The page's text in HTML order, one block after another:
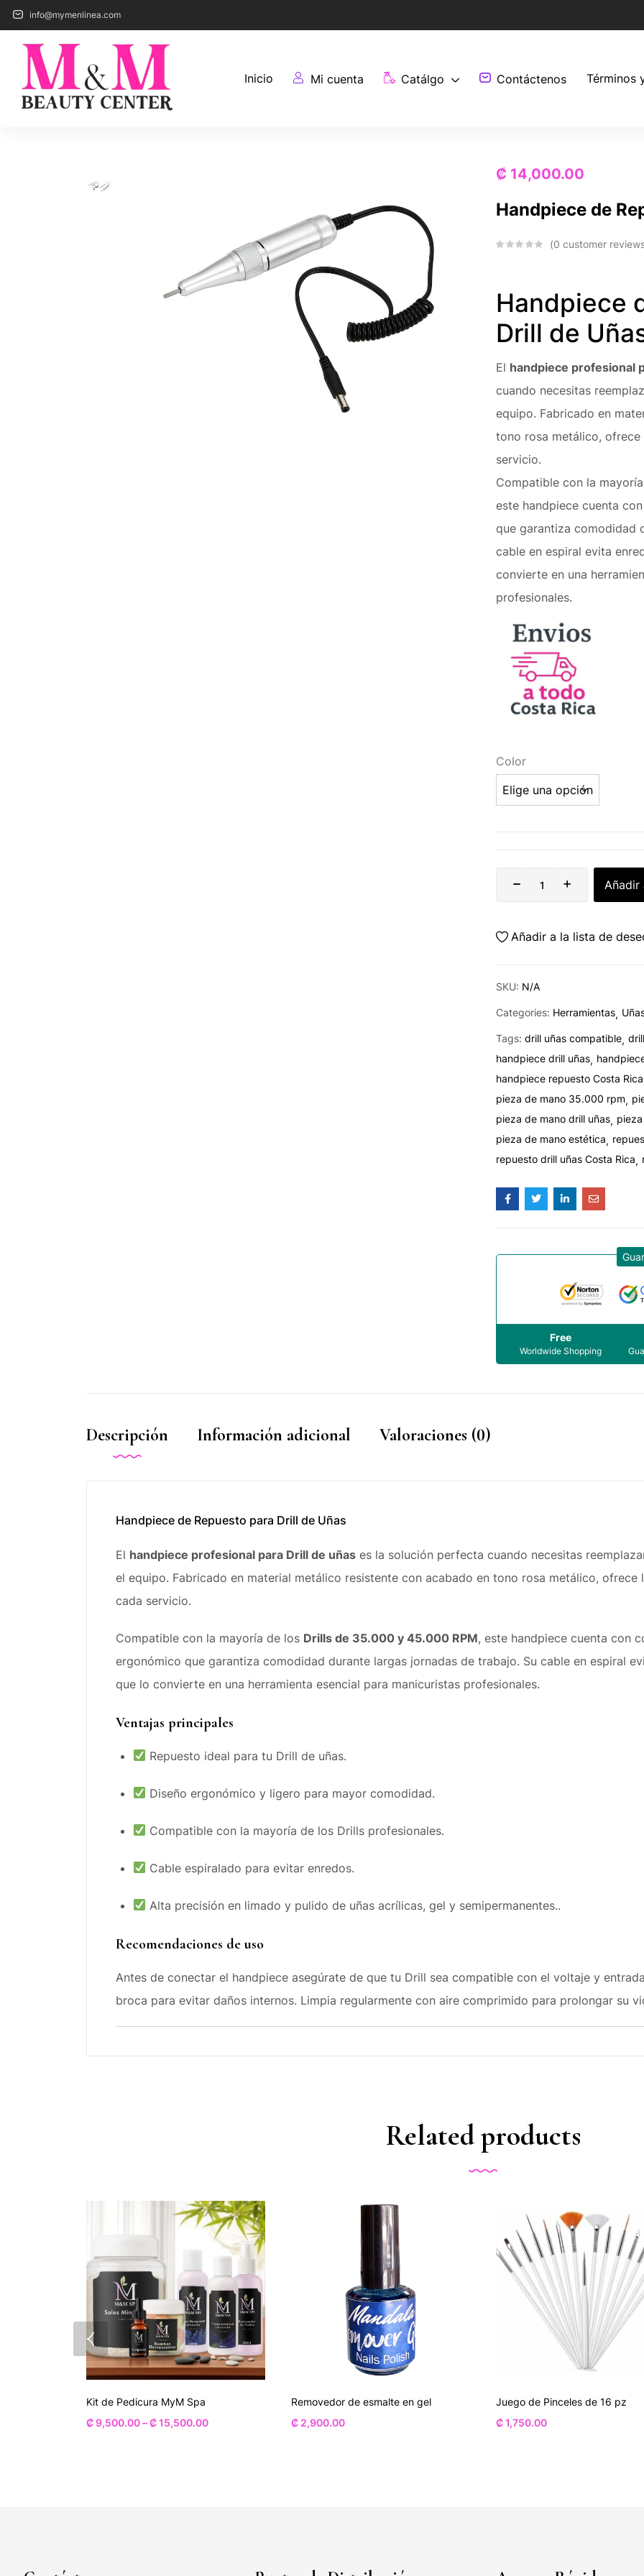
info@mymenlinea.com
Inicio Mi cuenta Catálgo Contáctenos Términos
₡ 14,000.00
Handpiece de
0 customer
Handpiece
Drill de
El handpiece profesional
cuando necesitas
equipo. Fabricado en
tono rosa metálico,
servicio.
Compatible con la
este handpiece cuenta
que garantiza comodidad
cable en espiral evita
convierte en una
profesionales.
Color
Añadir
Añadir a la lista de
SKU: N/A
Categories: Herramientas
Tags: drill uñas compatible
handpiece drill uñas
handpiece repuesto Costa Rica
pieza de mano 35.000 rpm
pieza de mano drill uñas
pieza de mano estética
repuesto drill uñas Costa Rica
Free
Worldwide Shopping
Descripción Información adicional Valoraciones (0)
Handpiece de Repuesto para Drill de Uñas
El handpiece profesional para Drill de uñas es la solución perfecta cuando necesitas
el equipo. Fabricado en material metálico resistente con acabado en tono rosa metálico,
cada servicio.
Compatible con la mayoría de los Drills de 35.000 y 45.000 RPM, este handpiece cuenta con
ergonómico que garantiza comodidad durante largas jornadas de trabajo. Su cable en espiral
que lo convierte en una herramienta esencial para manicuristas profesionales.
Ventajas principales
Repuesto ideal para tu Drill de uñas.
Diseño ergonómico y ligero para mayor comodidad.
Compatible con la mayoría de los Drills profesionales.
Cable espiralado para evitar enredos.
Alta precisión en limado y pulido de uñas acrílicas, gel y semipermanentes..
Recomendaciones de uso
Antes de conectar el handpiece asegúrate de que tu Drill sea compatible con el voltaje y
broca para evitar daños internos. Limpia regularmente con aire comprimido para prolongar su
Related products
Kit de Pedicura MyM Spa
₡9,500.00–₡15,500.00
Removedor de esmalte en gel
₡ 2,900.00
Juego de Pinceles de 16 pz
₡1,750.00